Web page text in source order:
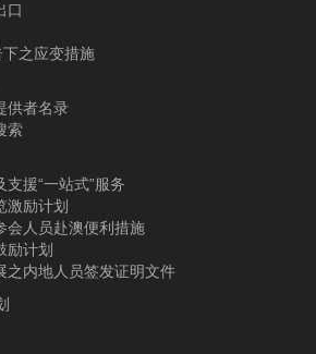
口
之应变措施
供者名录
索
支援“一站式”服务
激励计划
会人员赴澳便利措施
励计划
之内地人员签发证明文件